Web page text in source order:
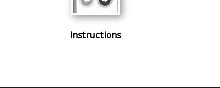
Instructions